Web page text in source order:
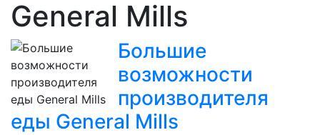
General Mills
Большие
возможности
производителя
еды General Mills